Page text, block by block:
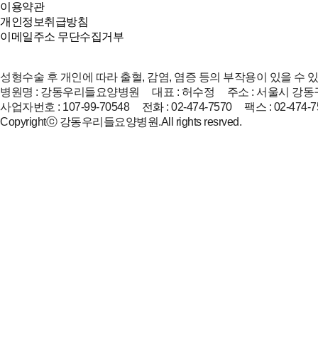
이용약관
개인정보취급방침
이메일주소 무단수집거부
성형수술 후 개인에 따라 출혈, 감염, 염증 등의 부작용이 있을 수
병원명 : 강동우리들요양병원 대표 : 허수정 주소 : 서울시 강동
사업자번호 : 107-99-70548 전화 : 02-474-7570 팩스 : 02-474-
Copyrightⓒ 강동우리들요양병원.All rights resrved.